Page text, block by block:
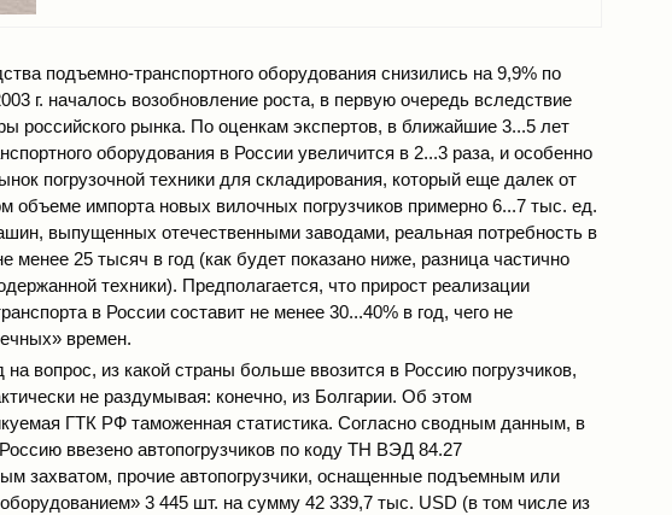
подъемно-транспортного оборудования снизились на 9,9% по
г. началось возобновление роста, в первую очередь вследствие
российского рынка. По оценкам экспертов, в ближайшие 3...5 лет
оборудования в России увеличится в 2...3 раза, и особенно
погрузочной техники для складирования, который еще далек от
объеме импорта новых вилочных погрузчиков примерно 6...7 тыс. ед.
выпущенных отечественными заводами, реальная потребность в
менее 25 тысяч в год (как будет показано ниже, разница частично
техники). Предполагается, что прирост реализации
в России составит не менее 30...40% в год, чего не
времен.
вопрос, из какой страны больше ввозится в Россию погрузчиков,
не раздумывая: конечно, из Болгарии. Об этом
ГТК РФ таможенная статистика. Согласно сводным данным, в
ввезено автопогрузчиков по коду ТН ВЭД 84.27
захватом, прочие автопогрузчики, оснащенные подъемным или
оборудованием» 3 445 шт. на сумму 42 339,7 тыс. USD (в том числе из